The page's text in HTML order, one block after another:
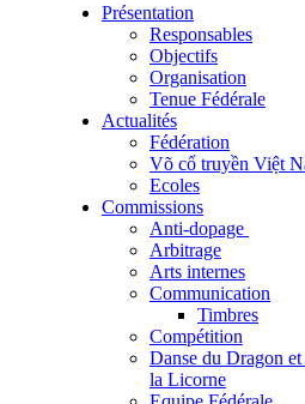
Présentation
Responsables
Objectifs
Organisation
Tenue Fédérale
Actualités
Fédération
Võ cổ truyền Việt
Ecoles
Commissions
Anti-dopage
Arbitrage
Communication
Timbres
Compétition
Danse du Dragon et
la Licorne